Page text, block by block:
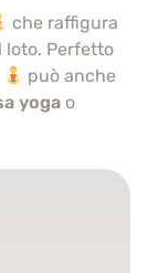
che raffigura
loto. Perfetto
può anche
yoga o